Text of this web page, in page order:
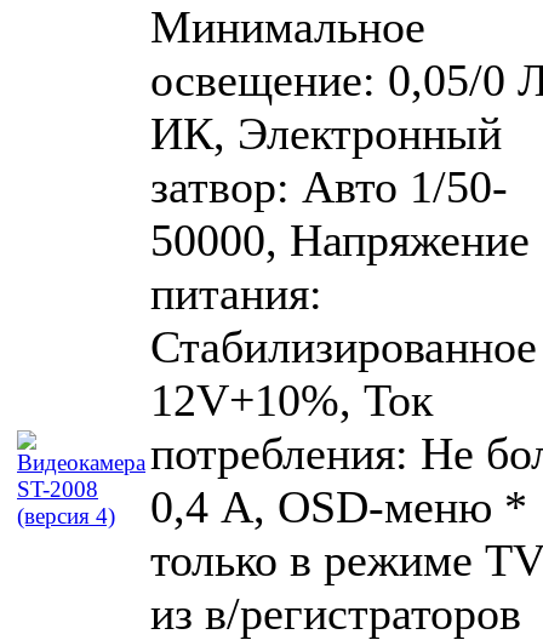
Минимальное
освещение: 0,05/0
ИК, Электронный
затвор: Авто 1/50-
50000, Напряжение
питания:
Стабилизированное
12V+10%, Ток
потребления: Не
0,4 А, OSD-меню *
только в режиме
из в/регистраторов